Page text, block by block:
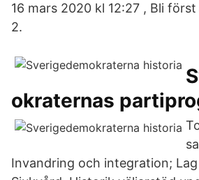
16 mars 2020 kl 12:27 , Bli
2.
okraternas
Invandring och integration;